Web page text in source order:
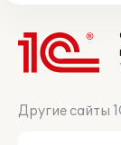
Другие сайты